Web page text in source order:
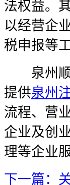
法权益。
以经营企
税申报等
泉州顺
提供泉州
流程、营
企业及创
理等企业
下一篇：